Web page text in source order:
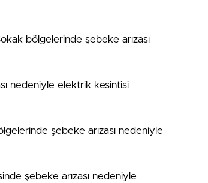
bölgelerinde şebeke arızası
nedeniyle elektrik kesintisi
şebeke arızası nedeniyle
şebeke arızası nedeniyle